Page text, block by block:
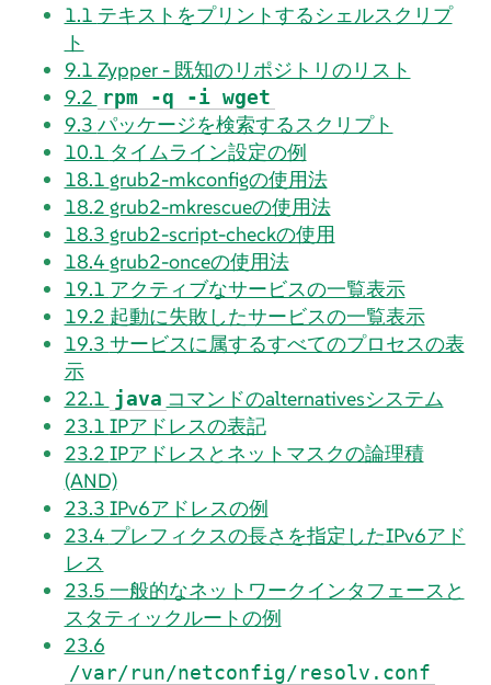
1.1 テキストをプリントするシェルスクリプ
ト
9.1 Zypper - 既知のリポジトリのリスト
9.2 rpm -q -i wget
9.3 パッケージを検索するスクリプト
10.1 タイムライン設定の例
18.1 grub2-mkconfigの使用法
18.2 grub2-mkrescueの使用法
18.3 grub2-script-checkの使用
18.4grub2-onceの使用法
19.1 アクティブなサービスの一覧表示
19.2 起動に失敗したサービスの一覧表示
19.3 サービスに属するすべてのプロセスの表
示
22.1 java コマンドのalternativesシステム
23.1 IPアドレスの表記
23.2 IPアドレスとネットマスクの論理積
(AND)
23.3 IPv6アドレスの例
23.4 プレフィクスの長さを指定したIPv6アド
レス
23.5 一般的なネットワークインタフェースと
スタティックルートの例
23.6
/var/run/netconfig/resolv.conf